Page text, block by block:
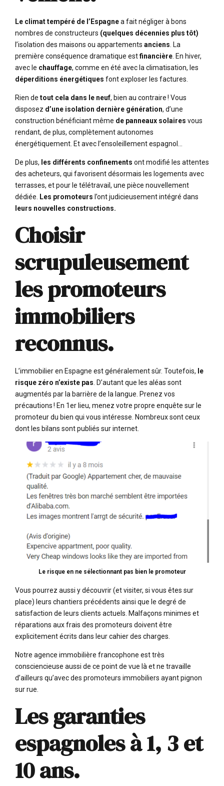
Le climat tempéré de l’Espagnea fait négliger à bons
nombres de constructeurs (quelques décennies plus tôt)
l’isolation des maisons ou appartements anciens . La
première conséquence dramatique estfinancière . En hiver,
avec le chauffage, comme en été avec la climatisation, les
déperditions énergétiques font exploser les factures.
Rien de tout cela dans le neuf, bien au contraire ! Vous
disposez d’une isolation dernière génération, d’une
construction bénéficiant même de panneaux solaires vous
rendant, de plus, complètement autonomes
énergétiquement. Et avec l’ensoleillement espagnol…
De plus, les différents confinements ont modifié les attentes
des acheteurs, qui favorisent désormais les logements avec
terrasses, et pour le télétravail, une pièce nouvellement
dédiée. Les promoteurs l’ont judicieusement intégré dans
leurs nouvelles constructions.
Choisir
scrupuleusement
les promoteurs
immobiliers
reconnus.
L’immobilier en Espagne est généralement sûr. Toutefois, le
risque zéro n’existe pas . D’autant que les aléas sont
augmentés par la barrière de la langue. Prenez vos
précautions ! En 1er lieu, menez votre propre enquête sur le
promoteur du bien qui vous intéresse. Nombreux sont ceux
dont les bilans sont publiés sur internet.
Le risque en ne sélectionnant pas bien le promoteur
Vous pourrez aussi y découvrir (et visiter, si vous êtes sur
place) leurs chantiers précédents ainsi que le degré de
satisfaction de leurs clients actuels. Malfaçons minimes et
réparations aux frais des promoteurs doivent être
explicitement écrits dans leur cahier des charges.
Notre agence immobilière francophone est très
consciencieuse aussi de ce point de vue là et ne travaille
d’ailleurs qu’avec des promoteurs immobiliers ayant pignon
sur rue.
Les garanties
espagnoles à 1, 3 et
10 ans.